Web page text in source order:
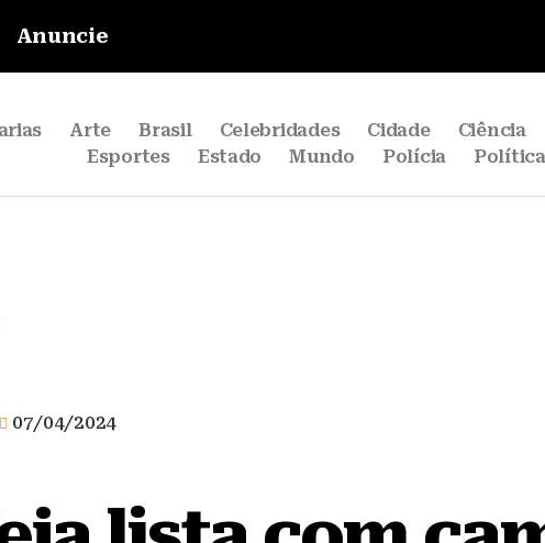
Anuncie
Arte Brasil Celebridades Cidade Ciência
Esportes
Estado Mundo Polícia Política
07/04/2024